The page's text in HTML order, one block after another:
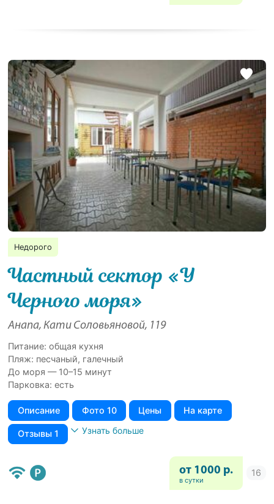
Недорого
Частный сектор «У
Черного моря»
Анапа, Кати Соловьяновой, 119
Питание: общая кухня
Пляж: песчаный, галечный
До моря — 10–15 минут
Парковка: есть
Описание Фото 10 Цены На карте
Отзывы 1 Узнать больше
от 1000 р.
в сутки